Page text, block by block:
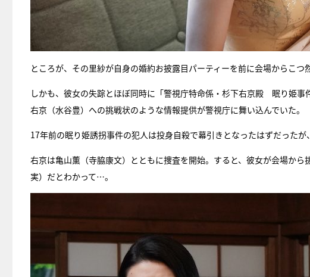
ところが、その里紗が自身の婚約お披露目パーティーを前に会場からこつ
しかも、彼女の失踪とほぼ同時に「警視庁特命係・杉下右京殿 眠り姫
右京（水谷豊）への挑戦状のような情報提供が警視庁に舞い込んでいた。
17年前の眠り姫誘拐事件の犯人は投身自殺で幕引きとなったはずだったが
右京は亀山薫（寺脇康文）とともに捜査を開始。すると、彼女が会場か
実）だとわかって…。